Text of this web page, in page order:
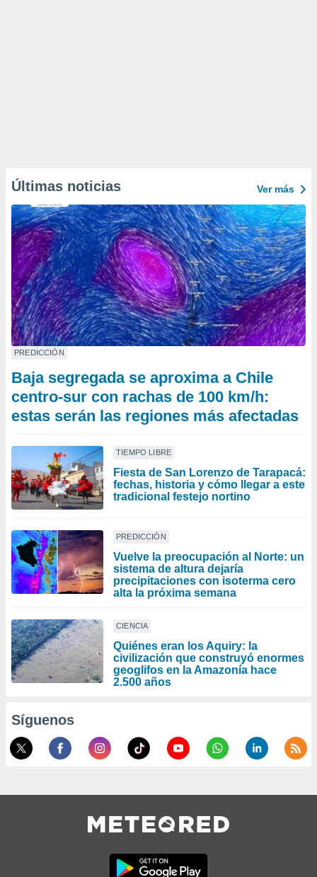
Últimas noticias Ver más
PREDICCIÓN
Baja segregada se aproxima a Chile
centro-sur con rachas de 100 km/h:
estas serán las regiones más afectadas
TIEMPO LIBRE
Fiesta de San Lorenzo de Tarapacá:
fechas, historia y cómo llegar a este
tradicional festejo nortino
PREDICCIÓN
Vuelve la preocupación al Norte: un
sistema de altura dejaría
precipitaciones con isoterma cero
alta la próxima semana
CIENCIA
Quiénes eran los Aquiry: la
civilización que construyó enormes
geoglifos en la Amazonía hace
2.500 años
Síguenos